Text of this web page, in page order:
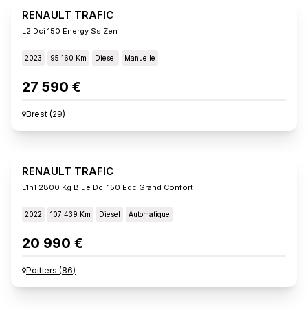
RENAULT TRAFIC
L2 Dci 150 Energy Ss Zen
2023 95 160 Km Diesel Manuelle
27 590 €
Brest (29)
RENAULT TRAFIC
L1h1 2800 Kg Blue Dci 150 Edc Grand Confort
2022 107 439 Km Diesel Automatique
20 990 €
Poitiers (86)